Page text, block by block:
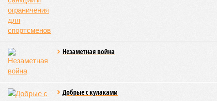
дорог Армении за счёт России в Ереване считается
совершенно естественной»
Андрей Суздальцев.
естественным считается вкладываться в закавказскую
«железку» тогда, когда на российских железных дорогах не
только
Белозёров?